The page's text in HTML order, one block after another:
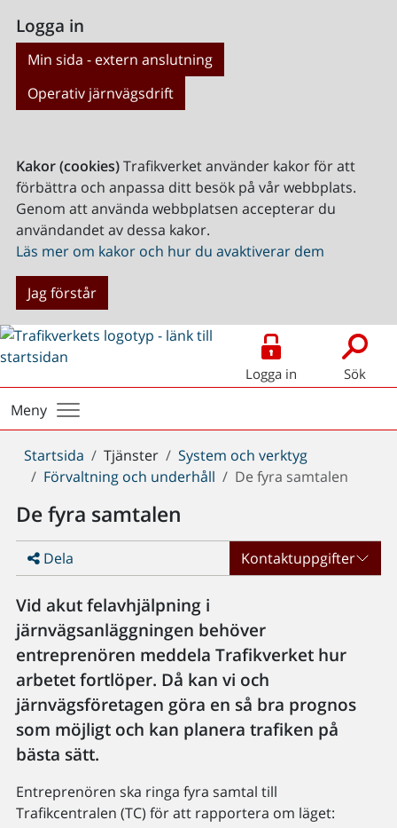
Logga in
Min sida - extern anslutning
Operativ järnvägsdrift
Kakor (cookies)Trafikverket använder kakor för att
förbättra och anpassa ditt besök på vår webbplats.
Genom att använda webbplatsen accepterar du
användandet av dessa kakor.
Läs mer om kakor och hur du avaktiverar dem
Jag förstår
Logga in Sök
Meny
Du
är
Startsida Tjänster
System och verktyg
Förvaltning och underhåll
De fyra samtalen
De fyra samtalen
Dela Kontaktuppgifter
Vid akut felavhjälpning i
järnvägsanläggningen behöver
entreprenören meddela Trafikverket hur
arbetet fortlöper. Då kan vi och
järnvägsföretagen göra en så bra prognos
som möjligt och kan planera trafiken på
bästa sätt.
Entreprenören ska ringa fyra samtal till
Trafikcentralen (TC) för att rapportera om läget: